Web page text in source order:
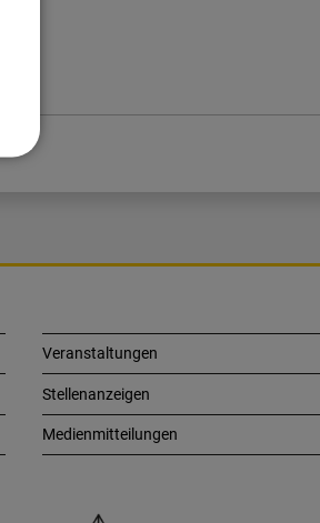
Veranstaltungen
Stellenanzeigen
Medienmitteilungen